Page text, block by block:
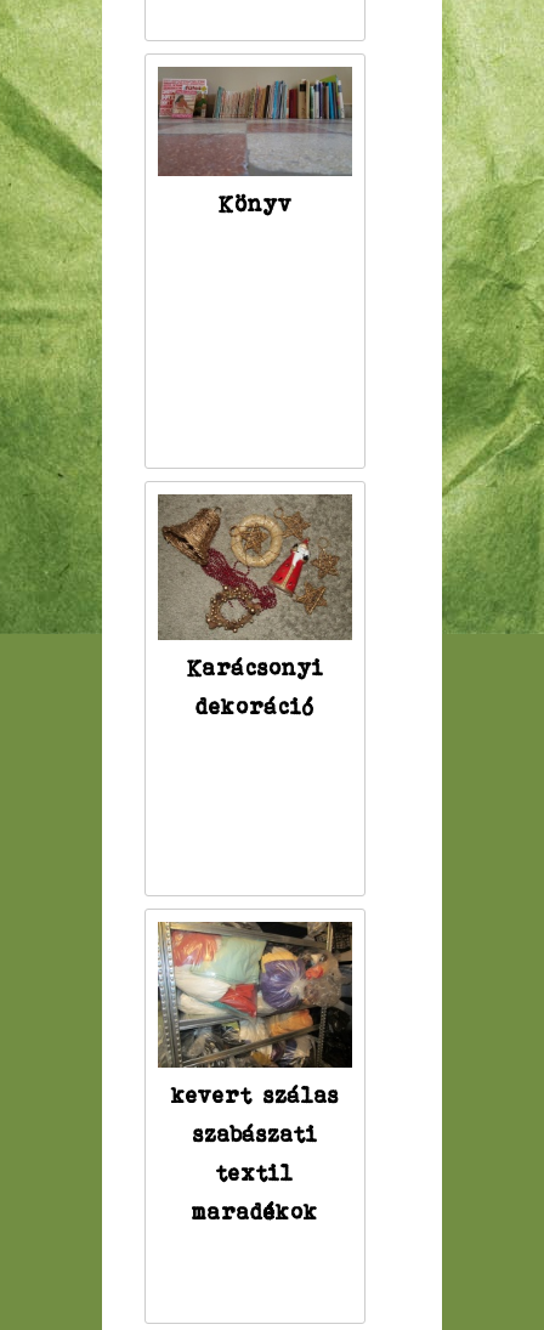
Könyv
Karácsonyi
dekoráció
kevert szálas
szabászati
textil
maradékok